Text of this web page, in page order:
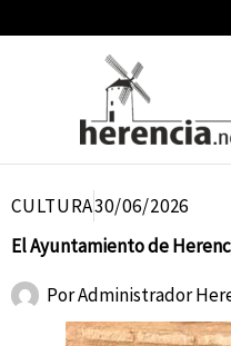
CULTURA30/06/2026
El Ayuntamiento de
PorAdministrador